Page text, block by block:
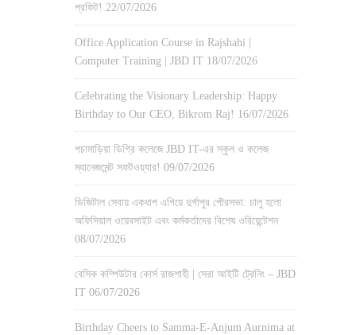
প্রফিট! 22/07/2026
Office Application Course in Rajshahi |
Computer Training | JBD IT 18/07/2026
Celebrating the Visionary Leadership: Happy
Birthday to Our CEO, Bikrom Raj! 16/07/2026
পচামাড়িয়া ডিগ্রি কলেজে JBD IT-এর স্কুল ও কলেজ
ম্যানেজমেন্ট সফটওয়্যার! 09/07/2026
ডিজিটাল সেবায় একধাপ এগিয়ে দুর্গাপুর পৌরসভা: চালু হলো
অফিসিয়াল ওয়েবসাইট এবং কর্মকর্তাদের বিশেষ ওরিয়েন্টেশন
08/07/2026
বেসিক কম্পিউটার কোর্স রাজশাহী | সেরা আইটি ট্রেনিং – JBD
IT 06/07/2026
Birthday Cheers to Samma-E-Anjum Aurnima at